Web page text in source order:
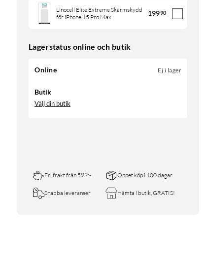
Linocell Elite Extreme Skärmskydd
för iPhone 15 Pro Max
19990
Lagerstatus online och butik
Online Ej i lager
Butik
Välj din butik
Fri frakt från 599:- Öppet köp i 100 dagar
Snabba leveranser Hämta i butik, GRATIS!